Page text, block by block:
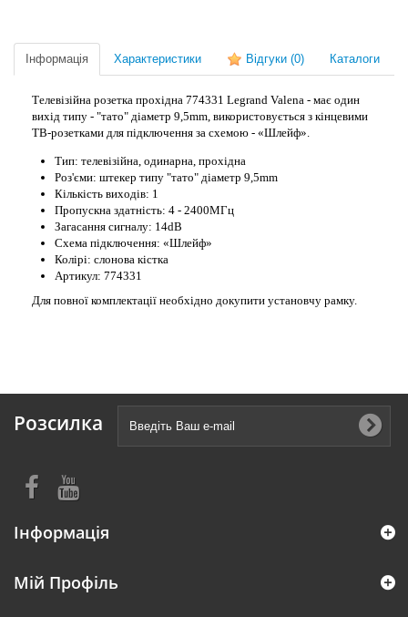
Інформація Характеристики Відгуки (0) Каталоги
Телевізійна розетка прохідна 774331 Legrand Valena - має один
вихід типу - "тато" діаметр 9,5mm, використовується з кінцевими
ТВ-розетками для підключення за схемою - «Шлейф».
Тип: телевізійна, одинарна, прохідна
Роз'єми: штекер типу "тато" діаметр 9,5mm
Кількість виходів: 1
Пропускна здатність: 4 - 2400МГц
Загасання сигналу: 14dB
Схема підключення: «Шлейф»
Колірі: слонова кістка
Артикул: 774331
Для повної комплектації необхідно докупити установчу рамку.
Розсилка
Інформація
Мій Профіль